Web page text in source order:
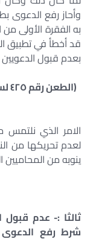
وأحاز رفع الدعوى
قد أخطأ في تطبيق
بعدم قبول الدعويين
الامر الذي نلتمس
لعدم تحريكها من
ينوبه من
ثالثا :- عدم قبول
شرط رفع الدعوى